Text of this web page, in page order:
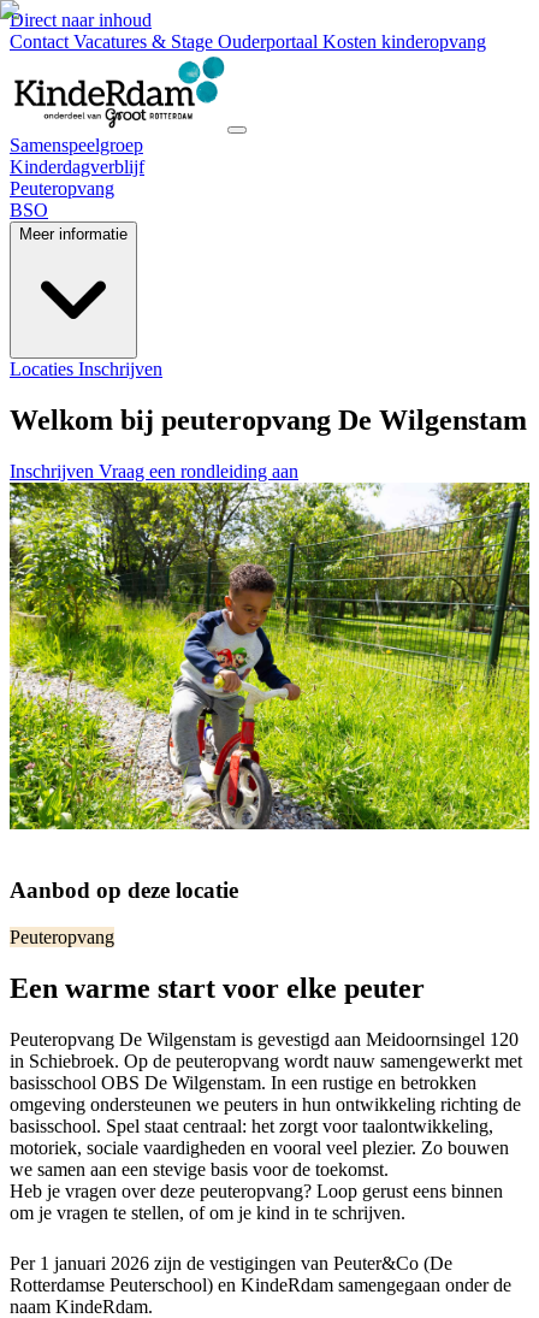
Direct naar inhoud
Contact Vacatures & Stage Ouderportaal Kosten kinderopvang
Samenspeelgroep
Kinderdagverblijf
Peuteropvang
BSO
Meer informatie
Locaties Inschrijven
Welkom bij peuteropvang De Wilgenstam
Inschrijven Vraag een rondleiding aan
Aanbod op deze locatie
Peuteropvang
Een warme start voor elke peuter
Peuteropvang De Wilgenstam is gevestigd aan Meidoornsingel 120
in Schiebroek. Op de peuteropvang wordt nauw samengewerkt met
basisschool OBS De Wilgenstam. In een rustige en betrokken
omgeving ondersteunen we peuters in hun ontwikkeling richting de
basisschool. Spel staat centraal: het zorgt voor taalontwikkeling,
motoriek, sociale vaardigheden en vooral veel plezier. Zo bouwen
we samen aan een stevige basis voor de toekomst.
Heb je vragen over deze peuteropvang? Loop gerust eens binnen
om je vragen te stellen, of om je kind in te schrijven.
Per 1 januari 2026 zijn de vestigingen van Peuter&Co (De
Rotterdamse Peuterschool) en KindeRdam samengegaan onder de
naam KindeRdam.